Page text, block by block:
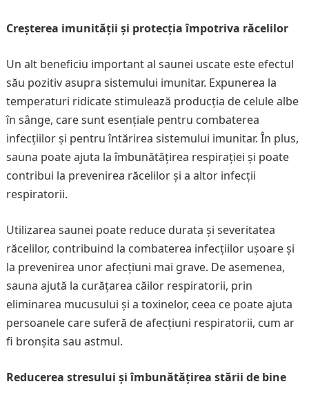
Creșterea imunității și protecția împotriva răcelilor
Un alt beneficiu important al saunei uscate este efectul
său pozitiv asupra sistemului imunitar. Expunerea la
temperaturi ridicate stimulează producția de celule albe
în sânge, care sunt esențiale pentru combaterea
infecțiilor și pentru întărirea sistemului imunitar. În plus,
sauna poate ajuta la îmbunătățirea respirației și poate
contribui la prevenirea răcelilor și a altor infecții
respiratorii.
Utilizarea saunei poate reduce durata și severitatea
răcelilor, contribuind la combaterea infecțiilor ușoare și
la prevenirea unor afecțiuni mai grave. De asemenea,
sauna ajută la curățarea căilor respiratorii, prin
eliminarea mucusului și a toxinelor, ceea ce poate ajuta
persoanele care suferă de afecțiuni respiratorii, cum ar
fi bronșita sau astmul.
Reducerea stresului și îmbunătățirea stării de bine